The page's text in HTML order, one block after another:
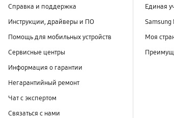
Справка и поддержка
Инструкции, драйверы и ПО
Помощь для мобильных устройств
Сервисные центры
Информация о гарантии
Негарантийный ремонт
Чат с экспертом
Связаться с нами
Единая
Samsung
Моя